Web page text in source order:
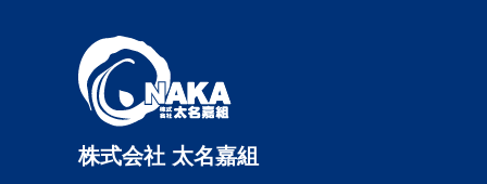
株式会社 太名嘉組